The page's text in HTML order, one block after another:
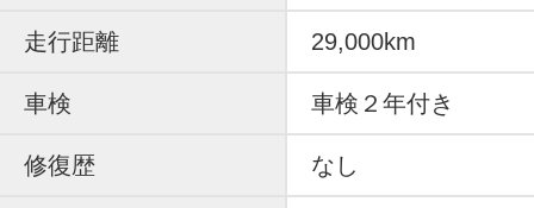
走行距離 29,000km
車検 車検２年付き
修復歴 なし